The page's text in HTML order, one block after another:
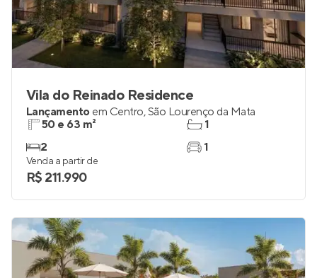
Vila do Reinado Residence
Lançamento em Centro,São Lourenço da Mata
50 e 63 m²
2
1
1
Venda a partir de
R$ 211.990